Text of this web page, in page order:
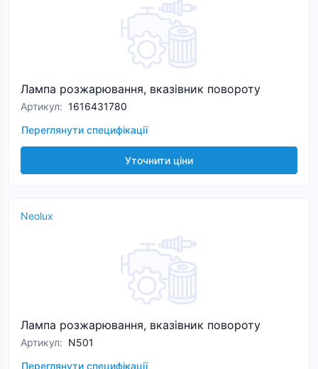
Лампа розжарювання, вказівник повороту
Артикул: 1616431780
Переглянути специфікації
Уточнити ціни
Neolux
Лампа розжарювання, вказівник повороту
Артикул: N501
Переглянути специфікації